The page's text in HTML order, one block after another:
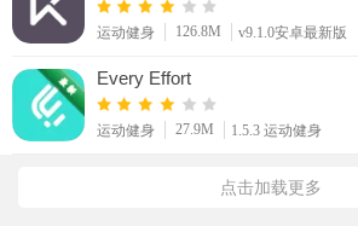
运动健身 126.8M v9.1.0安卓最新版
Every Effort
运动健身 27.9M 1.5.3 运动健身
点击加载更多